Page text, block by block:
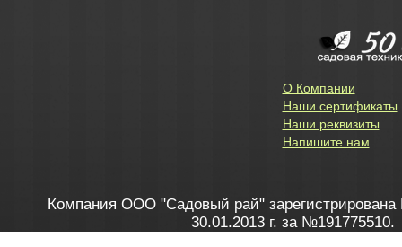
О Компании
Наши сертификаты
Наши реквизиты
Напишите нам
Компания ООО "Садовый рай" зарегистрирована
30.01.2013 г. за №191775510.